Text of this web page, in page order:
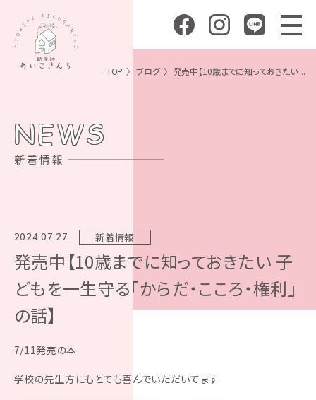
TOP ブログ 発売中【10歳までに知っておきたい ...
NEWS
新着情報
2024.07.27 新着情報
発売中【10歳までに知っておきたい 子
どもを一生守る「からだ・こころ・権利」
の話】
7/11発売の本
学校の先生方にもとても喜んでいただいてます